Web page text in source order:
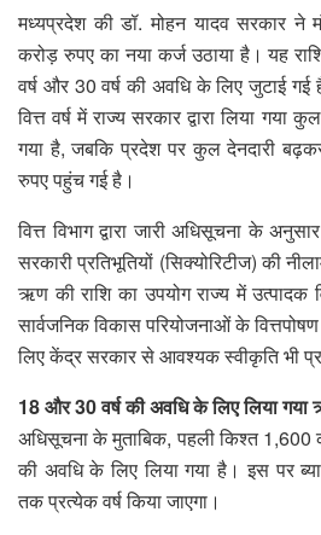
मध्यप्रदेश की डॉ. मोहन यादव सरकार ने
करोड़ रुपए का नया कर्ज उठाया है। यह
वर्ष और 30 वर्ष की अवधि के लिए जुटाई
वित्त वर्ष में राज्य सरकार द्वारा लिया
गया है, जबकि प्रदेश पर कुल देनदारी
रुपए पहुंच गई है।
वित्त विभाग द्वारा जारी अधिसूचना के
सरकारी प्रतिभूतियों (सिक्योरिटीज) की
ऋण की राशि का उपयोग राज्य में उत्पादक
सार्वजनिक विकास परियोजनाओं के
लिए केंद्र सरकार से आवश्यक स्वीकृति भी
18 और 30 वर्ष की अवधि के लिए लिया
अधिसूचना के मुताबिक, पहली किश्त 1,600
की अवधि के लिए लिया गया है। इस पर
तक प्रत्येक वर्ष किया जाएगा।